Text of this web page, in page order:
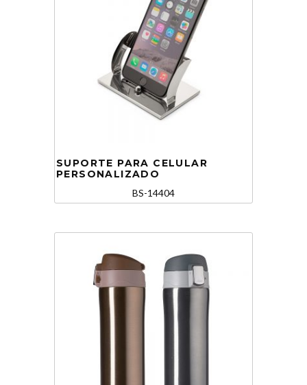
SUPORTE PARA CELULAR
PERSONALIZADO
BS-14404